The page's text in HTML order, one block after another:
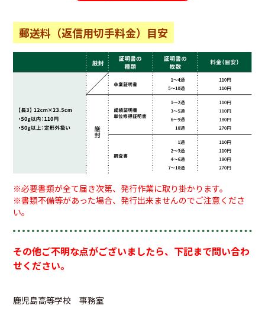
郵送料（返信用切手料金）目安
※必要書類が全て届き次第、発行作業に取り掛かります。
※書類不備等があった場合、発行出来ませんのでご注意くださ
い。
その他ご不明な点がございましたら、下記まで問い合わ
せください。
鹿児島高等学校 事務室